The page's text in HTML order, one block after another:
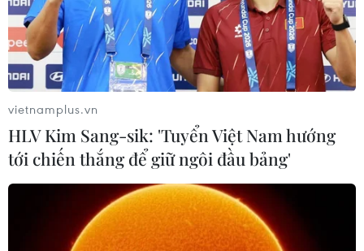
Hàn Quốc: Nhà thờ Shincheonji lấy làm
vietnamplus.vn
HLV Kim Sang-sik: 'Tuyển Việt Nam hướng
tới chiến thắng để giữ ngôi đầu bảng'